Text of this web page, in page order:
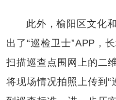
此外，榆阳区文化
出了“巡检卫士”APP，
扫描巡查点围网上的二
将现场情况拍照上传到“